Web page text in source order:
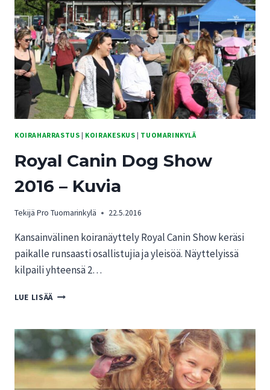
KOIRAHARRASTUS | KOIRAKESKUS | TUOMARINKYLÄ
Royal Canin Dog Show
2016 – Kuvia
Tekijä Pro Tuomarinkylä 22.5.2016
Kansainvälinen koiranäyttely Royal Canin Show keräsi
paikalle runsaasti osallistujia ja yleisöä. Näyttelyissä
kilpaili yhteensä 2…
LUE LISÄÄ ROYAL
SHOW
2016
–
KUVIA